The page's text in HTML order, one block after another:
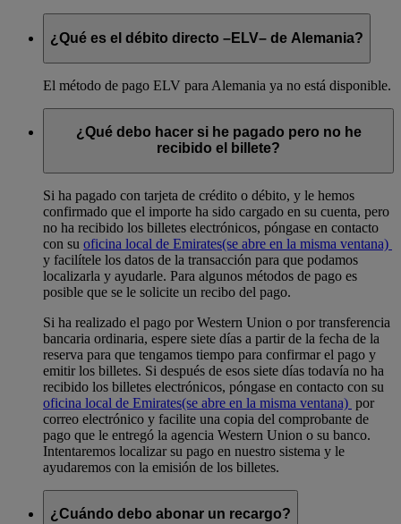
¿Qué es el débito directo –ELV– de Alemania?
El método de pago ELV para Alemania ya no está disponible.
¿Qué debo hacer si he pagado pero no he
recibido el billete?
Si ha pagado con tarjeta de crédito o débito, y le hemos
confirmado que el importe ha sido cargado en su cuenta, pero
no ha recibido los billetes electrónicos, póngase en contacto
con su oficina local de Emirates(se abre en la misma ventana)
y facilítele los datos de la transacción para que podamos
localizarla y ayudarle. Para algunos métodos de pago es
posible que se le solicite un recibo del pago.
Si ha realizado el pago por Western Union o por transferencia
bancaria ordinaria, espere siete días a partir de la fecha de la
reserva para que tengamos tiempo para confirmar el pago y
emitir los billetes. Si después de esos siete días todavía no ha
recibido los billetes electrónicos, póngase en contacto con su
oficina local de Emirates(se abre en la misma ventana) por
correo electrónico y facilite una copia del comprobante de
pago que le entregó la agencia Western Union o su banco.
Intentaremos localizar su pago en nuestro sistema y le
ayudaremos con la emisión de los billetes.
¿Cuándo debo abonar un recargo?